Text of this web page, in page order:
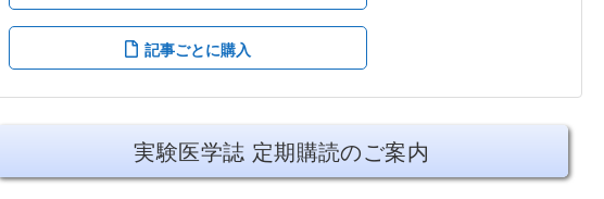
記事ごとに購入
実験医学誌 定期購読のご案内